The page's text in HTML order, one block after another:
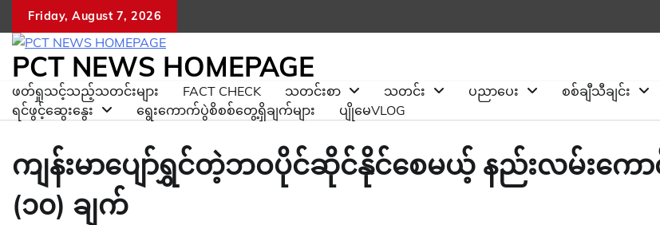
content
Friday, August 7, 2026
PCT NEWS HOMEPAGE
ဖတ်ရှုသင့်သည့်သတင်းများ FACT CHECK သတင်းစာ သတင်း ပညာပေး စစ်ချီသီချင်း
ရင်ဖွင့်ဆွေးနွေး
ရွေးကောက်ပွဲစိစစ်တွေ့ရှိချက်များ ပျိုမေVLOG
ကျန်းမာပျော်ရွှင်တဲ့ဘဝပိုင်ဆိုင်နိုင်စေမယ့် နည်းလမ်းကော
(၁၀) ချက်